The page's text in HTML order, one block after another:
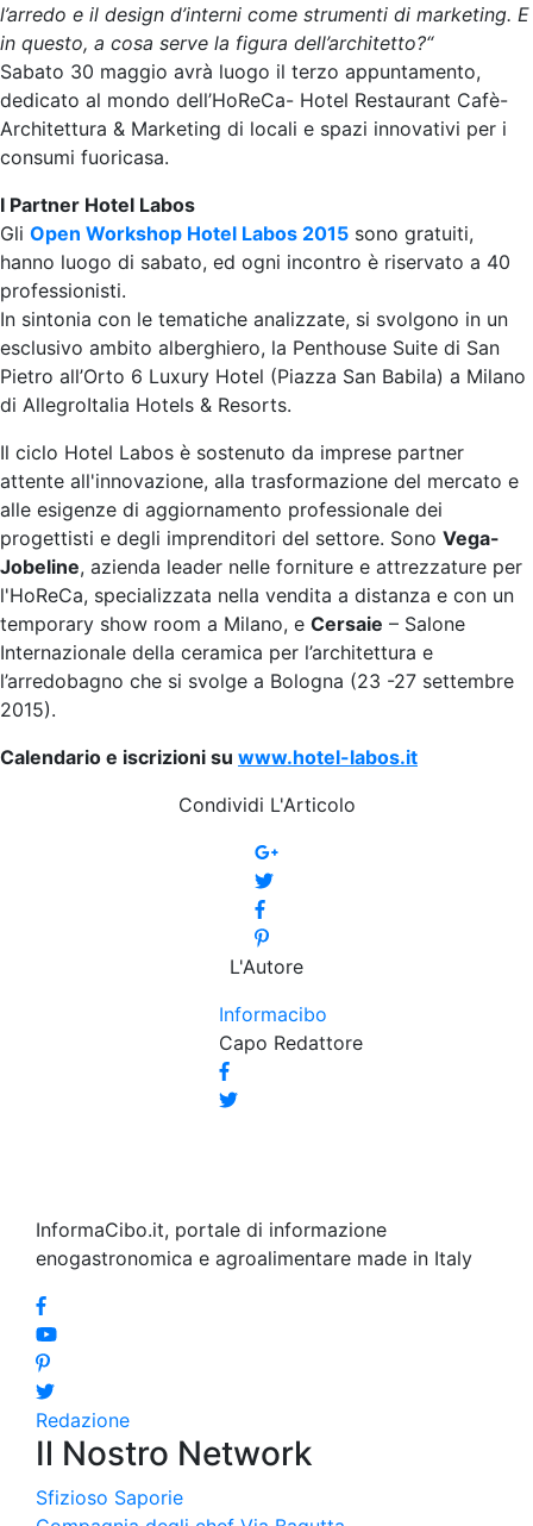
l’arredo e il design d’interni come strumenti di marketing. E
in questo, a cosa serve la figura dell’architetto?“
Sabato 30 maggio avrà luogo il terzo appuntamento,
dedicato al mondo dell’HoReCa- Hotel Restaurant Cafè-
Architettura & Marketing di locali e spazi innovativi per i
consumi fuoricasa.
I Partner Hotel Labos
Gli Open Workshop Hotel Labos 2015 sono gratuiti,
hanno luogo di sabato, ed ogni incontro è riservato a 40
professionisti.
In sintonia con le tematiche analizzate, si svolgono in un
esclusivo ambito alberghiero, la Penthouse Suite di San
Pietro all’Orto 6 Luxury Hotel (Piazza San Babila) a Milano
di AllegroItalia Hotels & Resorts.
Il ciclo Hotel Labos è sostenuto da imprese partner
attente all'innovazione, alla trasformazione del mercato e
alle esigenze di aggiornamento professionale dei
progettisti e degli imprenditori del settore. Sono Vega-
Jobeline, azienda leader nelle forniture e attrezzature per
l'HoReCa, specializzata nella vendita a distanza e con un
temporary show room a Milano, e Cersaie – Salone
Internazionale della ceramica per l’architettura e
l’arredobagno che si svolge a Bologna (23 -27 settembre
2015).
Calendario e iscrizioni su www.hotel-labos.it
Condividi L'Articolo
L'Autore
Informacibo
Capo Redattore
InformaCibo.it, portale di informazione
enogastronomica e agroalimentare made in Italy
Redazione
Il Nostro Network
Sfizioso Saporie